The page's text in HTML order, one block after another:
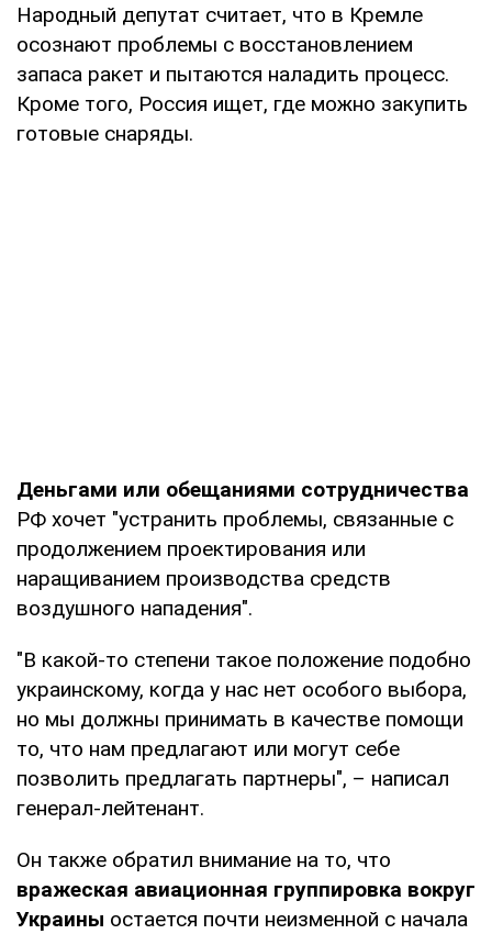
Народный депутат считает, что в Кремле
осознают проблемы с восстановлением
запаса ракет и пытаются наладить процесс.
Кроме того, Россия ищет, где можно закупить
готовые снаряды.
Деньгами или обещаниями сотрудничества
РФ хочет "устранить проблемы, связанные с
продолжением проектирования или
наращиванием производства средств
воздушного нападения".
"В какой-то степени такое положение подобно
украинскому, когда у нас нет особого выбора,
но мы должны принимать в качестве помощи
то, что нам предлагают или могут себе
позволить предлагать партнеры", – написал
генерал-лейтенант.
Он также обратил внимание на то, что
вражеская авиационная группировка вокруг
Украины остается почти неизменной с начала